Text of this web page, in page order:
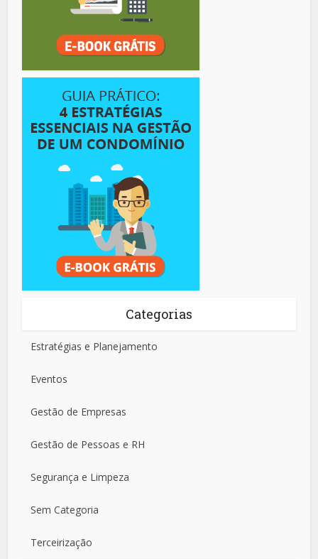
Categorias
Estratégias e Planejamento
Eventos
Gestão de Empresas
Gestão de Pessoas e RH
Segurança e Limpeza
Sem Categoria
Terceirização